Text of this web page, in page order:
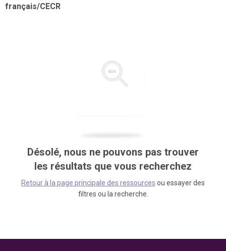
français/CECR
Désolé, nous ne pouvons pas trouver
les résultats que vous recherchez
Retour à la page principale des ressources ou essayer des
filtres ou la recherche.